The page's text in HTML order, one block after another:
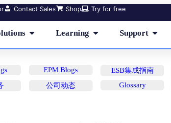
Contact Sales Shop Try for free
Learning Support
EPM Blogs ESB集成指南
公司动态 Glossary